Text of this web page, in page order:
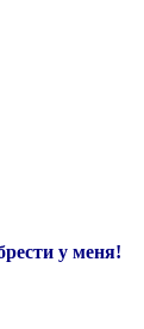
у меня!